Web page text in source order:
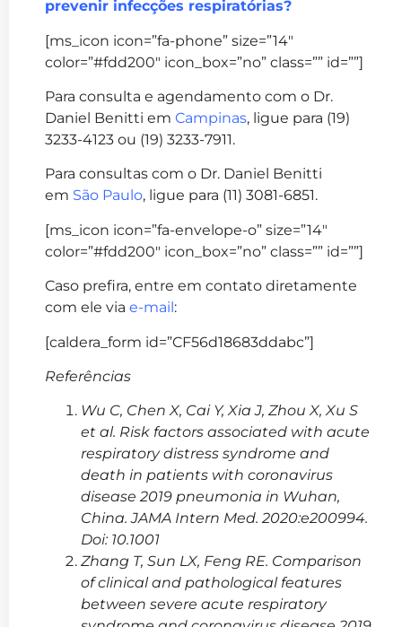
prevenir infecções respiratórias?
[ms_icon icon=”fa-phone” size=”14″
color=”#fdd200″ icon_box=”no” class=”” id=””]
Para consulta e agendamento com o Dr.
Daniel Benitti em Campinas, ligue para (19)
3233-4123 ou (19) 3233-7911.
Para consultas com o Dr. Daniel Benitti
em São Paulo, ligue para (11) 3081-6851.
[ms_icon icon=”fa-envelope-o” size=”14″
color=”#fdd200″ icon_box=”no” class=”” id=””]
Caso prefira, entre em contato diretamente
com ele via e-mail :
[caldera_form id=”CF56d18683ddabc”]
Referências
Wu C, Chen X, Cai Y, Xia J, Zhou X, Xu S
et al. Risk factors associated with acute
respiratory distress syndrome and
death in patients with coronavirus
disease 2019 pneumonia in Wuhan,
China. JAMA Intern Med. 2020:e200994.
Doi: 10.1001
Zhang T, Sun LX, Feng RE. Comparison
of clinical and pathological features
between severe acute respiratory